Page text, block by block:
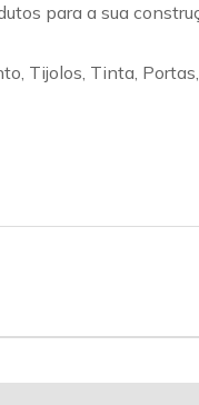
para a sua
Tijolos, Tinta,